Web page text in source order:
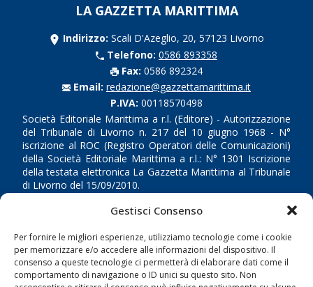
Gestisci Consenso
Per fornire le migliori esperienze, utilizziamo tecnologie come i cookie
per memorizzare e/o accedere alle informazioni del dispositivo. Il
consenso a queste tecnologie ci permetterà di elaborare dati come il
comportamento di navigazione o ID unici su questo sito. Non
LA GAZZETTA MARITTIMA
Indirizzo: Scali D'Azeglio, 20, 57123 Livorno
Telefono: 0586 893358
Fax: 0586 892324
Email: redazione@gazzettamarittima.it
P.IVA: 00118570498
Società Editoriale Marittima a r.l. (Editore) - Autorizzazione
del Tribunale di Livorno n. 217 del 10 giugno 1968 - N°
iscrizione al ROC (Registro Operatori delle Comunicazioni)
della Società Editoriale Marittima a r.l.: N° 1301 Iscrizione
della testata elettronica La Gazzetta Marittima al Tribunale
di Livorno del 15/09/2010.
LINK
Shipping
Porti/Interporti